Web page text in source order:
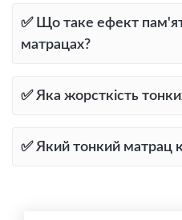
✅ Що таке ефект
матрацах?
✅ Яка жорсткість
✅ Який тонкий матрац